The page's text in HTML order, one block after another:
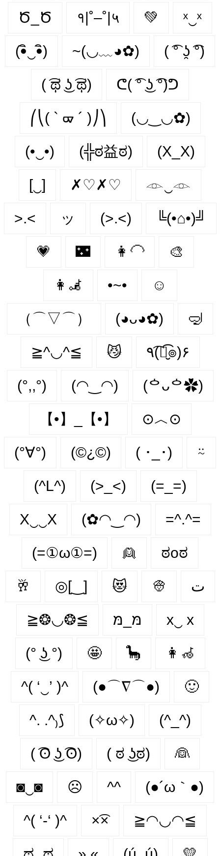
Ծ_Ծ १|˚–˚|५ 💚 ˣ‿ˣ
(•ิ‿•ิ) ~(◡﹏◕✿) ( ͡° ʖ̯ ͡°)
( ͡ಥ ͜ʖ ͡ಥ) ᕦ( ͡° ͜ʖ ͡°)ᕤ
⎛⎝( ` ᢍ ´ )⎠⎞ (◡‿◡✿)
(•‿•) (╬ಠ益ಠ) (X_X)
[‿] ✗♡✗♡ 𓁹‿𓁹
>.< ッ (>.<) ╚(•⌂•)╝
💗 🌃 👩‍🦲 🎨
👩‍🦼‍ •~• ☺️
（⌒▽⌒） (◕ᴗ◕✿) 🤿
≧^◡^≦ 😼 ٩(͡๏̮͡๏)۶
(°,,°) (◠‿◠) (ᅌᴗᅌ✿)
【•】_【•】 ⊙︿⊙
(°∀°) (©¿©) ( ･_･) ⍨
(^L^) (>_<) (=_=)
X‿‿X (✿◠‿◠) =^.^=
(=①ω①=) 👱 ಠoಠ
🥂 ◎[‿] 😻 👳 ت
≧❂◡❂≦ מּ_מּ x‿ х
(° ͜ʖ °) 🤩 🦕 👩‍🦽‍
^( ‘‿’ )^ (●⌒∇⌒●) 🙂‍
^. .^₎⟆ (✧ω✧) (^_^)
( ͡ʘ ͜ʖ ͡ʘ) ( ಠ ͜ʖಠ) 👰‍
◙‿◙ ☹️ ^^ (●´ω｀●)
^( ‘-‘ )^ ×͡× ≧◠◡◠≦